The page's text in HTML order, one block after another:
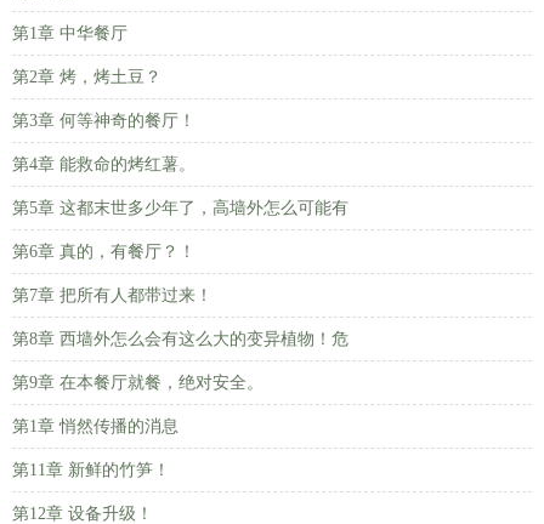
第1章 中华餐厅
第2章 烤，烤土豆？
第3章 何等神奇的餐厅！
第4章 能救命的烤红薯。
第5章 这都末世多少年了，高墙外怎么可能有
第6章 真的，有餐厅？！
第7章 把所有人都带过来！
第8章 西墙外怎么会有这么大的变异植物！危
第9章 在本餐厅就餐，绝对安全。
第1章 悄然传播的消息
第11章 新鲜的竹笋！
第12章 设备升级！